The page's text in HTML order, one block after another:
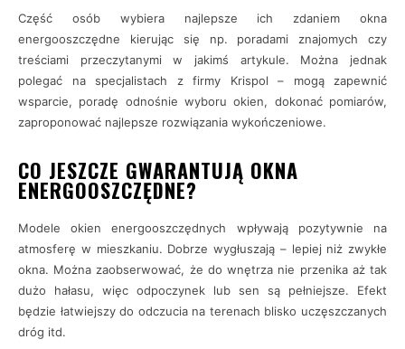
Część osób wybiera najlepsze ich zdaniem okna
energooszczędne kierując się np. poradami znajomych czy
treściami przeczytanymi w jakimś artykule. Można jednak
polegać na specjalistach z firmy Krispol – mogą zapewnić
wsparcie, poradę odnośnie wyboru okien, dokonać pomiarów,
zaproponować najlepsze rozwiązania wykończeniowe.
CO JESZCZE GWARANTUJĄ OKNA
ENERGOOSZCZĘDNE?
Modele okien energooszczędnych wpływają pozytywnie na
atmosferę w mieszkaniu. Dobrze wygłuszają – lepiej niż zwykłe
okna. Można zaobserwować, że do wnętrza nie przenika aż tak
dużo hałasu, więc odpoczynek lub sen są pełniejsze. Efekt
będzie łatwiejszy do odczucia na terenach blisko uczęszczanych
dróg itd.